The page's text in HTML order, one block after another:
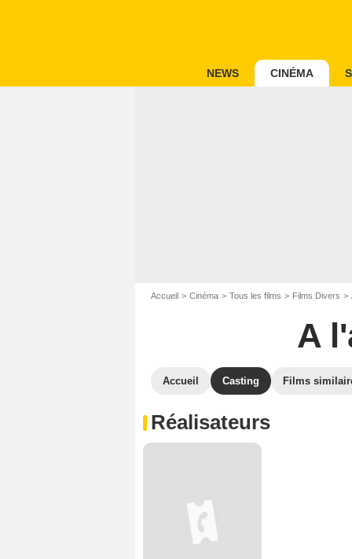
NEWS CINÉMA
Accueil Cinéma Tous les films Films Divers
A
Accueil Casting Films
Réalisateurs